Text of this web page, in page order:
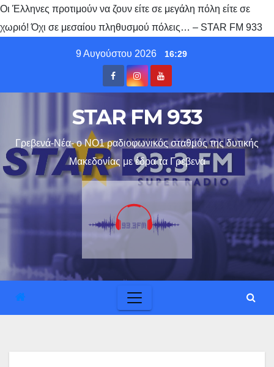
Oι Έλληνες προτιμούν να ζουν είτε σε μεγάλη πόλη είτε σε
χωριό! Όχι σε μεσαίου πληθυσμού πόλεις… – STAR FM 933
9 Αυγούστου 2026 16:29
STAR FM 933
Γρεβενά-Νέα- ο ΝΟ1 ραδιοφωνικός σταθμός της δυτικής
Μακεδονίας με έδρα τα Γρεβενα